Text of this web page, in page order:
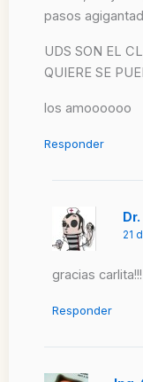
pasos
UDS SON EL
QUIERE SE
los amoooooo
Responder
21
gracias
Responder